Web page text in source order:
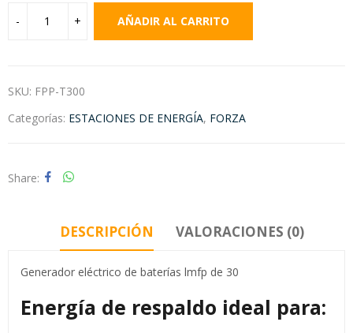
AÑADIR AL CARRITO
SKU: FPP-T300
Categorías: ESTACIONES DE ENERGÍA, FORZA
Share
DESCRIPCIÓN VALORACIONES (0)
Generador eléctrico de baterías lmfp de 30
Energía de respaldo ideal para: